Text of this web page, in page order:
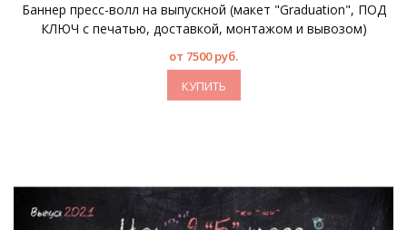
Баннер пресс-волл на выпускной (макет "Graduation", ПОД
КЛЮЧ с печатью, доставкой, монтажом и вывозом)
от 7500 руб.
КУПИТЬ